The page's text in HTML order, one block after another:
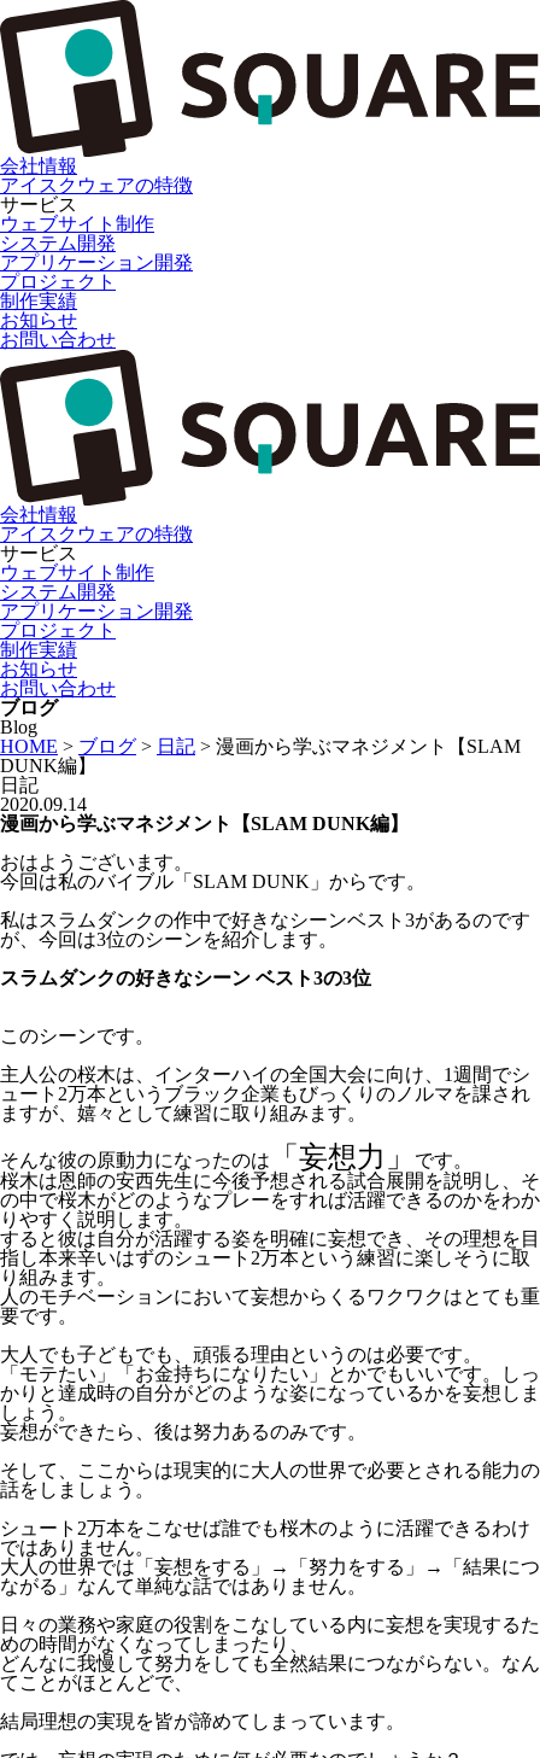
会社情報
アイスクウェアの特徴
サービス
ウェブサイト制作
システム開発
アプリケーション開発
プロジェクト
制作実績
お知らせ
お問い合わせ
会社情報
アイスクウェアの特徴
サービス
ウェブサイト制作
システム開発
アプリケーション開発
プロジェクト
制作実績
お知らせ
お問い合わせ
ブログ
Blog
HOME > ブログ > 日記 > 漫画から学ぶマネジメント【SLAM
DUNK編】
日記
2020.09.14
漫画から学ぶマネジメント【SLAM DUNK編】
おはようございます。
今回は私のバイブル「SLAM DUNK」からです。
私はスラムダンクの作中で好きなシーンベスト3があるのです
が、今回は3位のシーンを紹介します。
スラムダンクの好きなシーン ベスト3の3位
このシーンです。
主人公の桜木は、インターハイの全国大会に向け、1週間でシ
ュート2万本というブラック企業もびっくりのノルマを課され
ますが、嬉々として練習に取り組みます。
そんな彼の原動力になったのは 「妄想力」
です。
桜木は恩師の安西先生に今後予想される試合展開を説明し、そ
の中で桜木がどのようなプレーをすれば活躍できるのかをわか
りやすく説明します。
すると彼は自分が活躍する姿を明確に妄想でき、その理想を目
指し本来辛いはずのシュート2万本という練習に楽しそうに取
り組みます。
人のモチベーションにおいて妄想からくるワクワクはとても重
要です。
大人でも子どもでも、頑張る理由というのは必要です。
「モテたい」「お金持ちになりたい」とかでもいいです。しっ
かりと達成時の自分がどのような姿になっているかを妄想しま
しょう。
妄想ができたら、後は努力あるのみです。
そして、ここからは現実的に大人の世界で必要とされる能力の
話をしましょう。
シュート2万本をこなせば誰でも桜木のように活躍できるわけ
ではありません。
大人の世界では「妄想をする」→「努力をする」→「結果につ
ながる」なんて単純な話ではありません。
日々の業務や家庭の役割をこなしている内に妄想を実現するた
めの時間がなくなってしまったり、
どんなに我慢して努力をしても全然結果につながらない。なん
てことがほとんどで、
結局理想の実現を皆が諦めてしまっています。